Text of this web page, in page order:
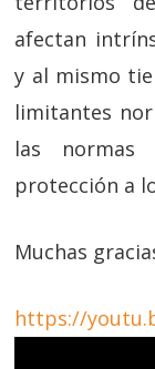
afectan
y al mismo
limitantes
las normas
protección a
Muchas
https://